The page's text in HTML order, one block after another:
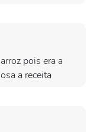
pois era a
a receita